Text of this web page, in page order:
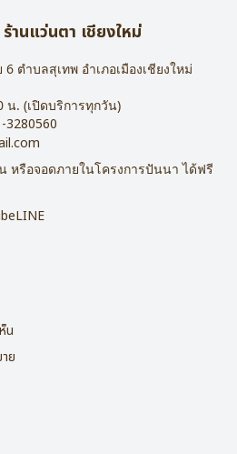
นแว่นตา เชียงใหม่
6 ตำบลสุเทพ อำเภอเมืองเชียงใหม่
น. (เปิดบริการทุกวัน)
3280560
หรือจอดภายในโครงการปันนา ได้ฟรี
LINE
น
ย